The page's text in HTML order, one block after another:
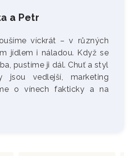
a Petr
víckrát – v různých
jídlem i náladou. Když se
pustíme ji dál. Chuť a styl
jsou vedlejší, marketing
o vínech fakticky a na